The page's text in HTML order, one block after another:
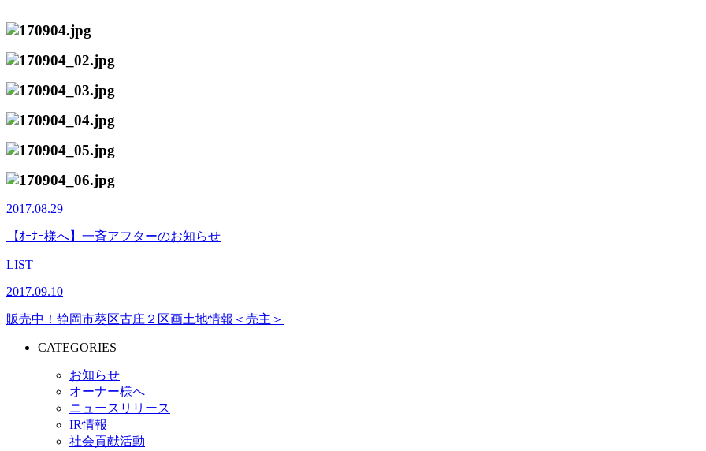
2017.08.29
【ｵｰﾅｰ様へ】一斉アフターのお知らせ
LIST
2017.09.10
販売中！静岡市葵区古庄２区画土地情報＜売主＞
CATEGORIES
お知らせ
オーナー様へ
ニュースリリース
IR情報
社会貢献活動